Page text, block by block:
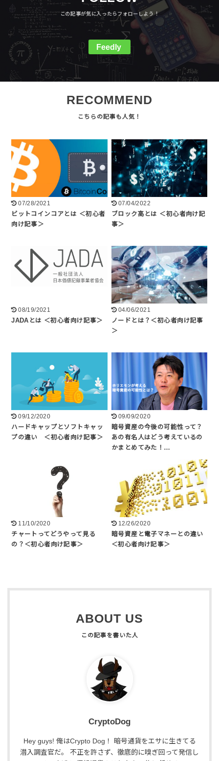
Feedly
RECOMMEND
07/28/2021
ビットコインコアとは ＜初心者
向け記事＞
07/04/2022
ブロック高とは ＜初心者向け記
事＞
08/19/2021
JADAとは ＜初心者向け記事＞
04/06/2021
ノードとは？＜初心者向け記事
＞
09/12/2020
ハードキャップとソフトキャッ
プの違い ＜初心者向け記事＞
09/09/2020
暗号資産の今後の可能性って？
あの有名人はどう考えているの
かまとめてみた！…
11/10/2020
チャートってどうやって見る
の？＜初心者向け記事＞
12/26/2020
暗号資産と電子マネーとの違い
＜初心者向け記事＞
ABOUT US
CryptoDog
Hey guys! 俺はCrypto Dog！ 暗号通貨をエサに生きてる
潜入調査官だ。 不正を許さず、徹底的に嗅ぎ回って発信し